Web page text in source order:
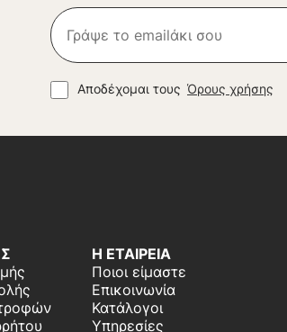
Αποδέχομαι τους Όρους χρήσης
Η ΕΤΑΙΡΕΙΑ
Ποιοι είμαστε
Επικοινωνία
Κατάλογοι
Υπηρεσίες